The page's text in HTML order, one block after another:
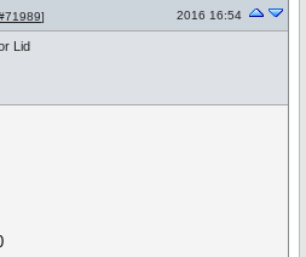
]
2016 16:54
Lid